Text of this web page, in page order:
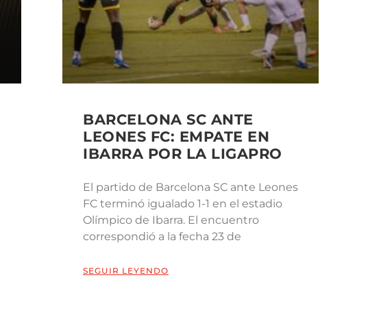
BARCELONA SC ANTE
LEONES FC: EMPATE EN
IBARRA POR LA LIGAPRO
El partido de Barcelona SC ante Leones
FC terminó igualado 1-1 en el estadio
Olímpico de Ibarra. El encuentro
correspondió a la fecha 23 de
SEGUIR LEYENDO